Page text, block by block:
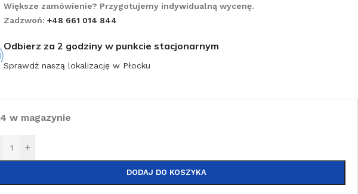
Większe zamówienie? Przygotujemy indywidualną wycenę.
Zadzwoń: +48 661 014 844
Odbierz za 2 godziny w punkcie stacjonarnym
Sprawdź naszą lokalizację w Płocku
4 w magazynie
+
DODAJ DO KOSZYKA